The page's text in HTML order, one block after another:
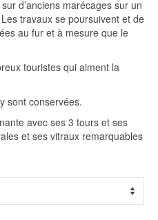
d’anciens marécages sur un
travaux se poursuivent et de
au fur et à mesure que le
touristes qui aiment la
sont conservées.
avec ses 3 tours et ses
et ses vitraux remarquables